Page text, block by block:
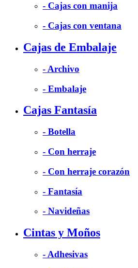
- Cajas con manija
- Cajas con ventana
Cajas de Embalaje
- Archivo
- Embalaje
Cajas Fantasía
- Botella
- Con herraje
- Con herraje corazón
- Fantasía
- Navideñas
Cintas y Moños
- Adhesivas